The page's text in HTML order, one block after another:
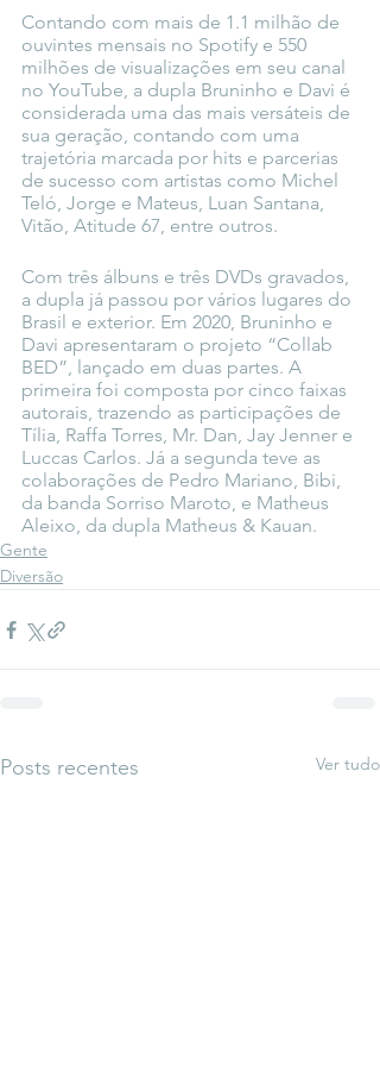
Contando com mais de 1.1 milhão de
ouvintes mensais no Spotify e 550
milhões de visualizações em seu canal
no YouTube, a dupla Bruninho e Davi é
considerada uma das mais versáteis de
sua geração, contando com uma
trajetória marcada por hits e parcerias
de sucesso com artistas como Michel
Teló, Jorge e Mateus, Luan Santana,
Vitão, Atitude 67, entre outros.
Com três álbuns e três DVDs gravados,
a dupla já passou por vários lugares do
Brasil e exterior. Em 2020, Bruninho e
Davi apresentaram o projeto “Collab
BED”, lançado em duas partes. A
primeira foi composta por cinco faixas
autorais, trazendo as participações de
Tília, Raffa Torres, Mr. Dan, Jay Jenner e
Luccas Carlos. Já a segunda teve as
colaborações de Pedro Mariano, Bibi,
da banda Sorriso Maroto, e Matheus
Aleixo, da dupla Matheus & Kauan.
Gente
Diversão
Posts recentes Ver tudo